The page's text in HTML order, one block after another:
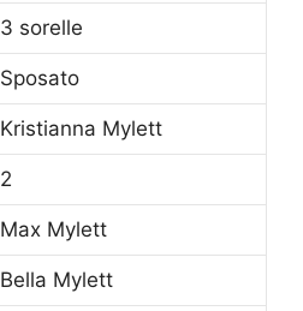
3 sorelle
Sposato
Kristianna Mylett
2
Max Mylett
Bella Mylett